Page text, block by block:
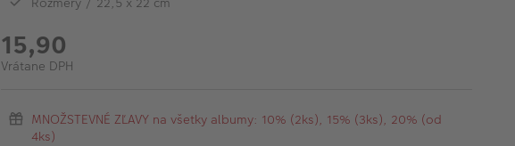
15,90
Vrátane DPH
MNOŽSTEVNÉ ZĽAVY na všetky albumy: 10% (2ks), 15% (3ks), 20% (od
4ks)